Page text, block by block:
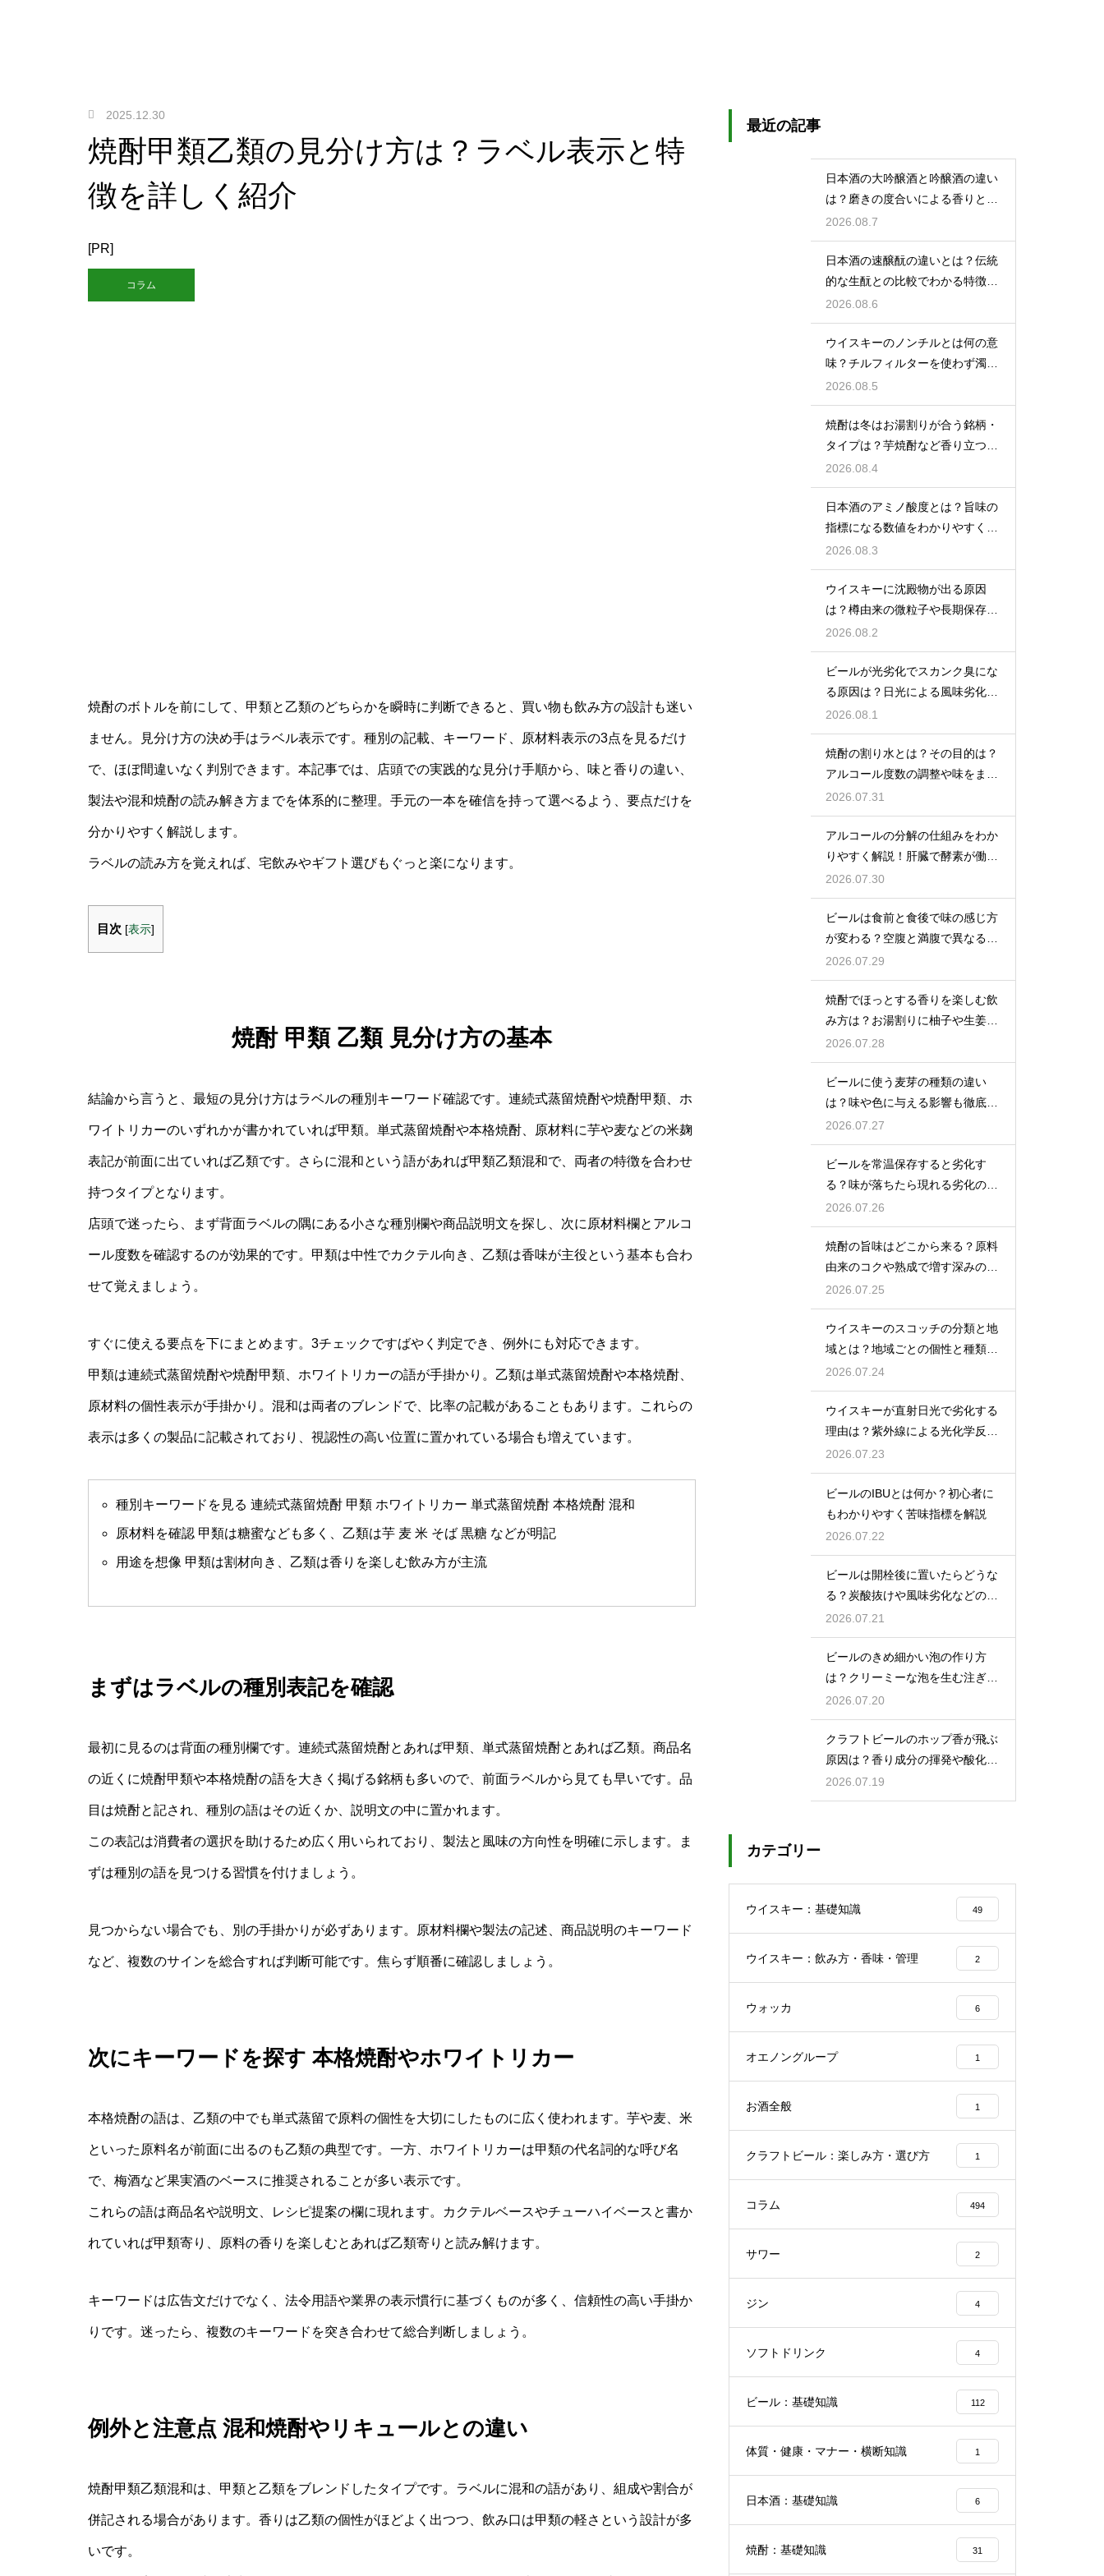
2025.12.30
焼酎甲類乙類の見分け方は？ラベル表示と特
徴を詳しく紹介
[PR]
コラム
焼酎のボトルを前にして、甲類と乙類のどちらかを瞬時に判断できると、買い物も飲み方の設計も迷い
ません。見分け方の決め手はラベル表示です。種別の記載、キーワード、原材料表示の3点を見るだけ
で、ほぼ間違いなく判別できます。本記事では、店頭での実践的な見分け手順から、味と香りの違い、
製法や混和焼酎の読み解き方までを体系的に整理。手元の一本を確信を持って選べるよう、要点だけを
分かりやすく解説します。
ラベルの読み方を覚えれば、宅飲みやギフト選びもぐっと楽になります。
目次 [表示]
焼酎 甲類 乙類 見分け方の基本
結論から言うと、最短の見分け方はラベルの種別キーワード確認です。連続式蒸留焼酎や焼酎甲類、ホ
ワイトリカーのいずれかが書かれていれば甲類。単式蒸留焼酎や本格焼酎、原材料に芋や麦などの米麹
表記が前面に出ていれば乙類です。さらに混和という語があれば甲類乙類混和で、両者の特徴を合わせ
持つタイプとなります。
店頭で迷ったら、まず背面ラベルの隅にある小さな種別欄や商品説明文を探し、次に原材料欄とアルコ
ール度数を確認するのが効果的です。甲類は中性でカクテル向き、乙類は香味が主役という基本も合わ
せて覚えましょう。
すぐに使える要点を下にまとめます。3チェックですばやく判定でき、例外にも対応できます。
甲類は連続式蒸留焼酎や焼酎甲類、ホワイトリカーの語が手掛かり。乙類は単式蒸留焼酎や本格焼酎、
原材料の個性表示が手掛かり。混和は両者のブレンドで、比率の記載があることもあります。これらの
表示は多くの製品に記載されており、視認性の高い位置に置かれている場合も増えています。
種別キーワードを見る 連続式蒸留焼酎 甲類 ホワイトリカー 単式蒸留焼酎 本格焼酎 混和
原材料を確認 甲類は糖蜜なども多く、乙類は芋 麦 米 そば 黒糖 などが明記
用途を想像 甲類は割材向き、乙類は香りを楽しむ飲み方が主流
まずはラベルの種別表記を確認
最初に見るのは背面の種別欄です。連続式蒸留焼酎とあれば甲類、単式蒸留焼酎とあれば乙類。商品名
の近くに焼酎甲類や本格焼酎の語を大きく掲げる銘柄も多いので、前面ラベルから見ても早いです。品
目は焼酎と記され、種別の語はその近くか、説明文の中に置かれます。
この表記は消費者の選択を助けるため広く用いられており、製法と風味の方向性を明確に示します。ま
ずは種別の語を見つける習慣を付けましょう。
見つからない場合でも、別の手掛かりが必ずあります。原材料欄や製法の記述、商品説明のキーワード
など、複数のサインを総合すれば判断可能です。焦らず順番に確認しましょう。
次にキーワードを探す 本格焼酎やホワイトリカー
本格焼酎の語は、乙類の中でも単式蒸留で原料の個性を大切にしたものに広く使われます。芋や麦、米
といった原料名が前面に出るのも乙類の典型です。一方、ホワイトリカーは甲類の代名詞的な呼び名
で、梅酒など果実酒のベースに推奨されることが多い表示です。
これらの語は商品名や説明文、レシピ提案の欄に現れます。カクテルベースやチューハイベースと書か
れていれば甲類寄り、原料の香りを楽しむとあれば乙類寄りと読み解けます。
キーワードは広告文だけでなく、法令用語や業界の表示慣行に基づくものが多く、信頼性の高い手掛か
りです。迷ったら、複数のキーワードを突き合わせて総合判断しましょう。
例外と注意点 混和焼酎やリキュールとの違い
焼酎甲類乙類混和は、甲類と乙類をブレンドしたタイプです。ラベルに混和の語があり、組成や割合が
併記される場合があります。香りは乙類の個性がほどよく出つつ、飲み口は甲類の軽さという設計が多
いです。
最近の記事
日本酒の大吟醸酒と吟醸酒の違い
は？磨きの度合いによる香りと味
の差を解説
2026.08.7
日本酒の速醸酛の違いとは？伝統
的な生酛との比較でわかる特徴を
解説
2026.08.6
ウイスキーのノンチルとは何の意
味？チルフィルターを使わず濁り
をあえて残す製法
2026.08.5
焼酎は冬はお湯割りが合う銘柄・
タイプは？芋焼酎など香り立つ本
格焼酎で体が温まる
2026.08.4
日本酒のアミノ酸度とは？旨味の
指標になる数値をわかりやすく解
説
2026.08.3
ウイスキーに沈殿物が出る原因
は？樽由来の微粒子や長期保存で
成分が析出するため
2026.08.2
ビールが光劣化でスカンク臭にな
る原因は？日光による風味劣化を
解説
2026.08.1
焼酎の割り水とは？その目的は？
アルコール度数の調整や味をまろ
やかにする効果を解説
2026.07.31
アルコールの分解の仕組みをわか
りやすく解説！肝臓で酵素が働き
アセトアルデヒドに変化して無害
化
2026.07.30
ビールは食前と食後で味の感じ方
が変わる？空腹と満腹で異なる味
覚の感じ方を解説
2026.07.29
焼酎でほっとする香りを楽しむ飲
み方は？お湯割りに柚子や生姜を
加えてリラックス効果を実感
2026.07.28
ビールに使う麦芽の種類の違い
は？味や色に与える影響も徹底解
説
2026.07.27
ビールを常温保存すると劣化す
る？味が落ちたら現れる劣化のサ
インを解説
2026.07.26
焼酎の旨味はどこから来る？原料
由来のコクや熟成で増す深みの秘
密を解説
2026.07.25
ウイスキーのスコッチの分類と地
域とは？地域ごとの個性と種類を
解説
2026.07.24
ウイスキーが直射日光で劣化する
理由は？紫外線による光化学反応
で風味が損なわれるため
2026.07.23
ビールのIBUとは何か？初心者に
もわかりやすく苦味指標を解説
2026.07.22
ビールは開栓後に置いたらどうな
る？炭酸抜けや風味劣化などの影
響を解説
2026.07.21
ビールのきめ細かい泡の作り方
は？クリーミーな泡を生む注ぎ方
のコツ
2026.07.20
クラフトビールのホップ香が飛ぶ
原因は？香り成分の揮発や酸化で
失われる理由を解説
2026.07.19
カテゴリー
ウイスキー：基礎知識 49
ウイスキー：飲み方・香味・管理 2
ウォッカ 6
オエノングループ 1
お酒全般 1
クラフトビール：楽しみ方・選び方 1
コラム 494
サワー 2
ジン 4
ソフトドリンク 4
ビール：基礎知識 112
体質・健康・マナー・横断知識 1
日本酒：基礎知識 6
焼酎：基礎知識 31